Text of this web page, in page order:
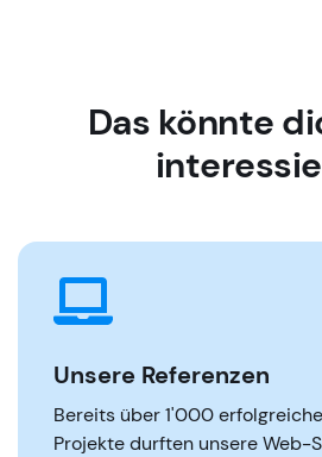
Das könnte
Unsere Referenzen
Bereits über 1'000
Projekte durften unsere Web-